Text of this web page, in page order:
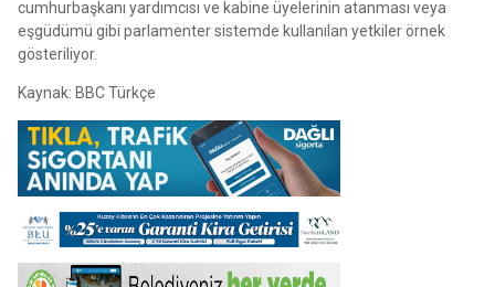
cumhurbaşkanı yardımcısı ve kabine üyelerinin atanması veya
eşgüdümü gibi parlamenter sistemde kullanılan yetkiler örnek
gösteriliyor.
Kaynak: BBC Türkçe